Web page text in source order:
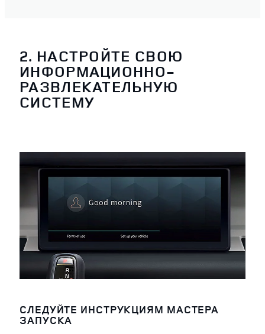
2. НАСТРОЙТЕ СВОЮ
ИНФОРМАЦИОННО-
РАЗВЛЕКАТЕЛЬНУЮ
СИСТЕМУ
СЛЕДУЙТЕ ИНСТРУКЦИЯМ МАСТЕРА
ЗАПУСКА